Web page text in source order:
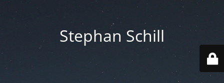
Stephan Schill